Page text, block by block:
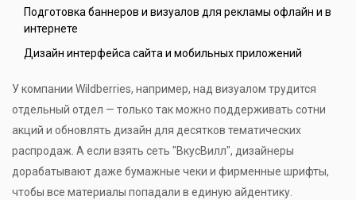
Подготовка баннеров и визуалов для рекламы офлайн и в
интернете
Дизайн интерфейса сайта и мобильных приложений
У компании Wildberries, например, над визуалом трудится
отдельный отдел — только так можно поддерживать сотни
акций и обновлять дизайн для десятков тематических
распродаж. А если взять сеть "ВкусВилл", дизайнеры
дорабатывают даже бумажные чеки и фирменные шрифты,
чтобы все материалы попадали в единую айдентику.